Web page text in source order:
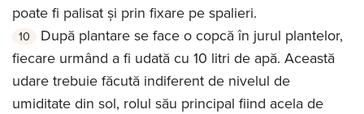
poate fi palisat și prin fixare pe spalieri.
După plantare se face o copcă în jurul plantelor,
fiecare urmând a fi udată cu 10 litri de apă. Această
udare trebuie făcută indiferent de nivelul de
umiditate din sol, rolul său principal fiind acela de